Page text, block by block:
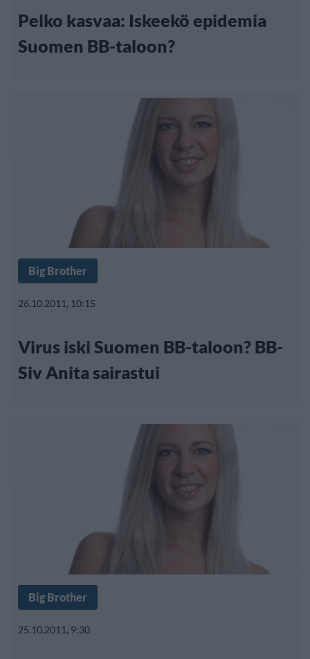
Pelko kasvaa: Iskeekö epidemia
Suomen BB-taloon?
Big Brother
26.10.2011, 10:15
Virus iski Suomen BB-taloon? BB-
Siv Anita sairastui
Big Brother
25.10.2011, 9:30